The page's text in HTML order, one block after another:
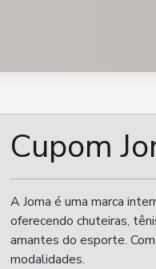
Cupom
A Joma é uma marca
oferecendo chuteiras,
amantes do esporte.
modalidades.